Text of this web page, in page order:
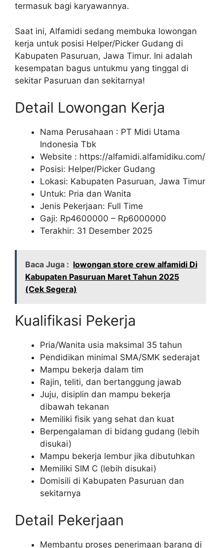
termasuk bagi karyawannya.
Saat ini, Alfamidi sedang membuka lowongan
kerja untuk posisi Helper/Picker Gudang di
Kabupaten Pasuruan, Jawa Timur. Ini adalah
kesempatan bagus untukmu yang tinggal di
sekitar Pasuruan dan sekitarnya!
Detail Lowongan Kerja
Nama Perusahaan : PT Midi Utama
Indonesia Tbk
Website : https://alfamidi.alfamidiku.com/
Posisi: Helper/Picker Gudang
Lokasi: Kabupaten Pasuruan, Jawa Timur
Untuk: Pria dan Wanita
Jenis Pekerjaan: Full Time
Gaji: Rp4600000 – Rp6000000
Terakhir: 31 Desember 2025
Baca Juga : lowongan store crew alfamidi Di
Kabupaten Pasuruan Maret Tahun 2025
(Cek Segera)
Kualifikasi Pekerja
Pria/Wanita usia maksimal 35 tahun
Pendidikan minimal SMA/SMK sederajat
Mampu bekerja dalam tim
Rajin, teliti, dan bertanggung jawab
Juju, disiplin dan mampu bekerja
dibawah tekanan
Memiliki fisik yang sehat dan kuat
Berpengalaman di bidang gudang (lebih
disukai)
Mampu bekerja lembur jika dibutuhkan
Memiliki SIM C (lebih disukai)
Domisili di Kabupaten Pasuruan dan
sekitarnya
Detail Pekerjaan
Membantu proses penerimaan barang di